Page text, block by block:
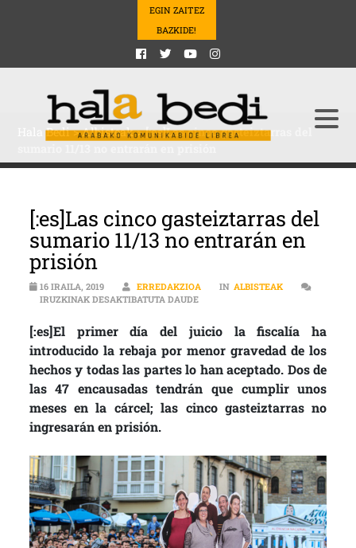
EGIN ZAITEZ
BAZKIDE!
Hala Bedi>Albisteak>[:es]Las cinco gasteiztarras del
[:es]Las cinco gasteiztarras del
sumario 11/13 no entrarán en
prisión
16 IRAILA, 2019 ERREDAKZIOA IN ALBISTEAK
IRUZKINAK DESAKTIBATUTA DAUDE[:ES]LAS CINCO GASTEIZTARRAS
[:es]El primer día del juicio la fiscalía ha
introducido la rebaja por menor gravedad de los
hechos y todas las partes lo han aceptado. Dos de
las 47 encausadas tendrán que cumplir unos
meses en la cárcel; las cinco gasteiztarras no
ingresarán en prisión.